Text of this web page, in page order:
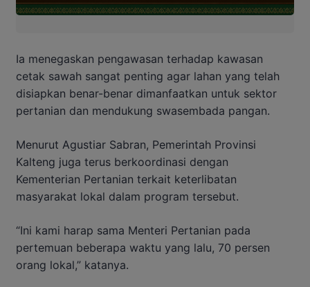
Ia menegaskan pengawasan terhadap kawasan
cetak sawah sangat penting agar lahan yang telah
disiapkan benar-benar dimanfaatkan untuk sektor
pertanian dan mendukung swasembada pangan.
Menurut Agustiar Sabran, Pemerintah Provinsi
Kalteng juga terus berkoordinasi dengan
Kementerian Pertanian terkait keterlibatan
masyarakat lokal dalam program tersebut.
“Ini kami harap sama Menteri Pertanian pada
pertemuan beberapa waktu yang lalu, 70 persen
orang lokal,” katanya.